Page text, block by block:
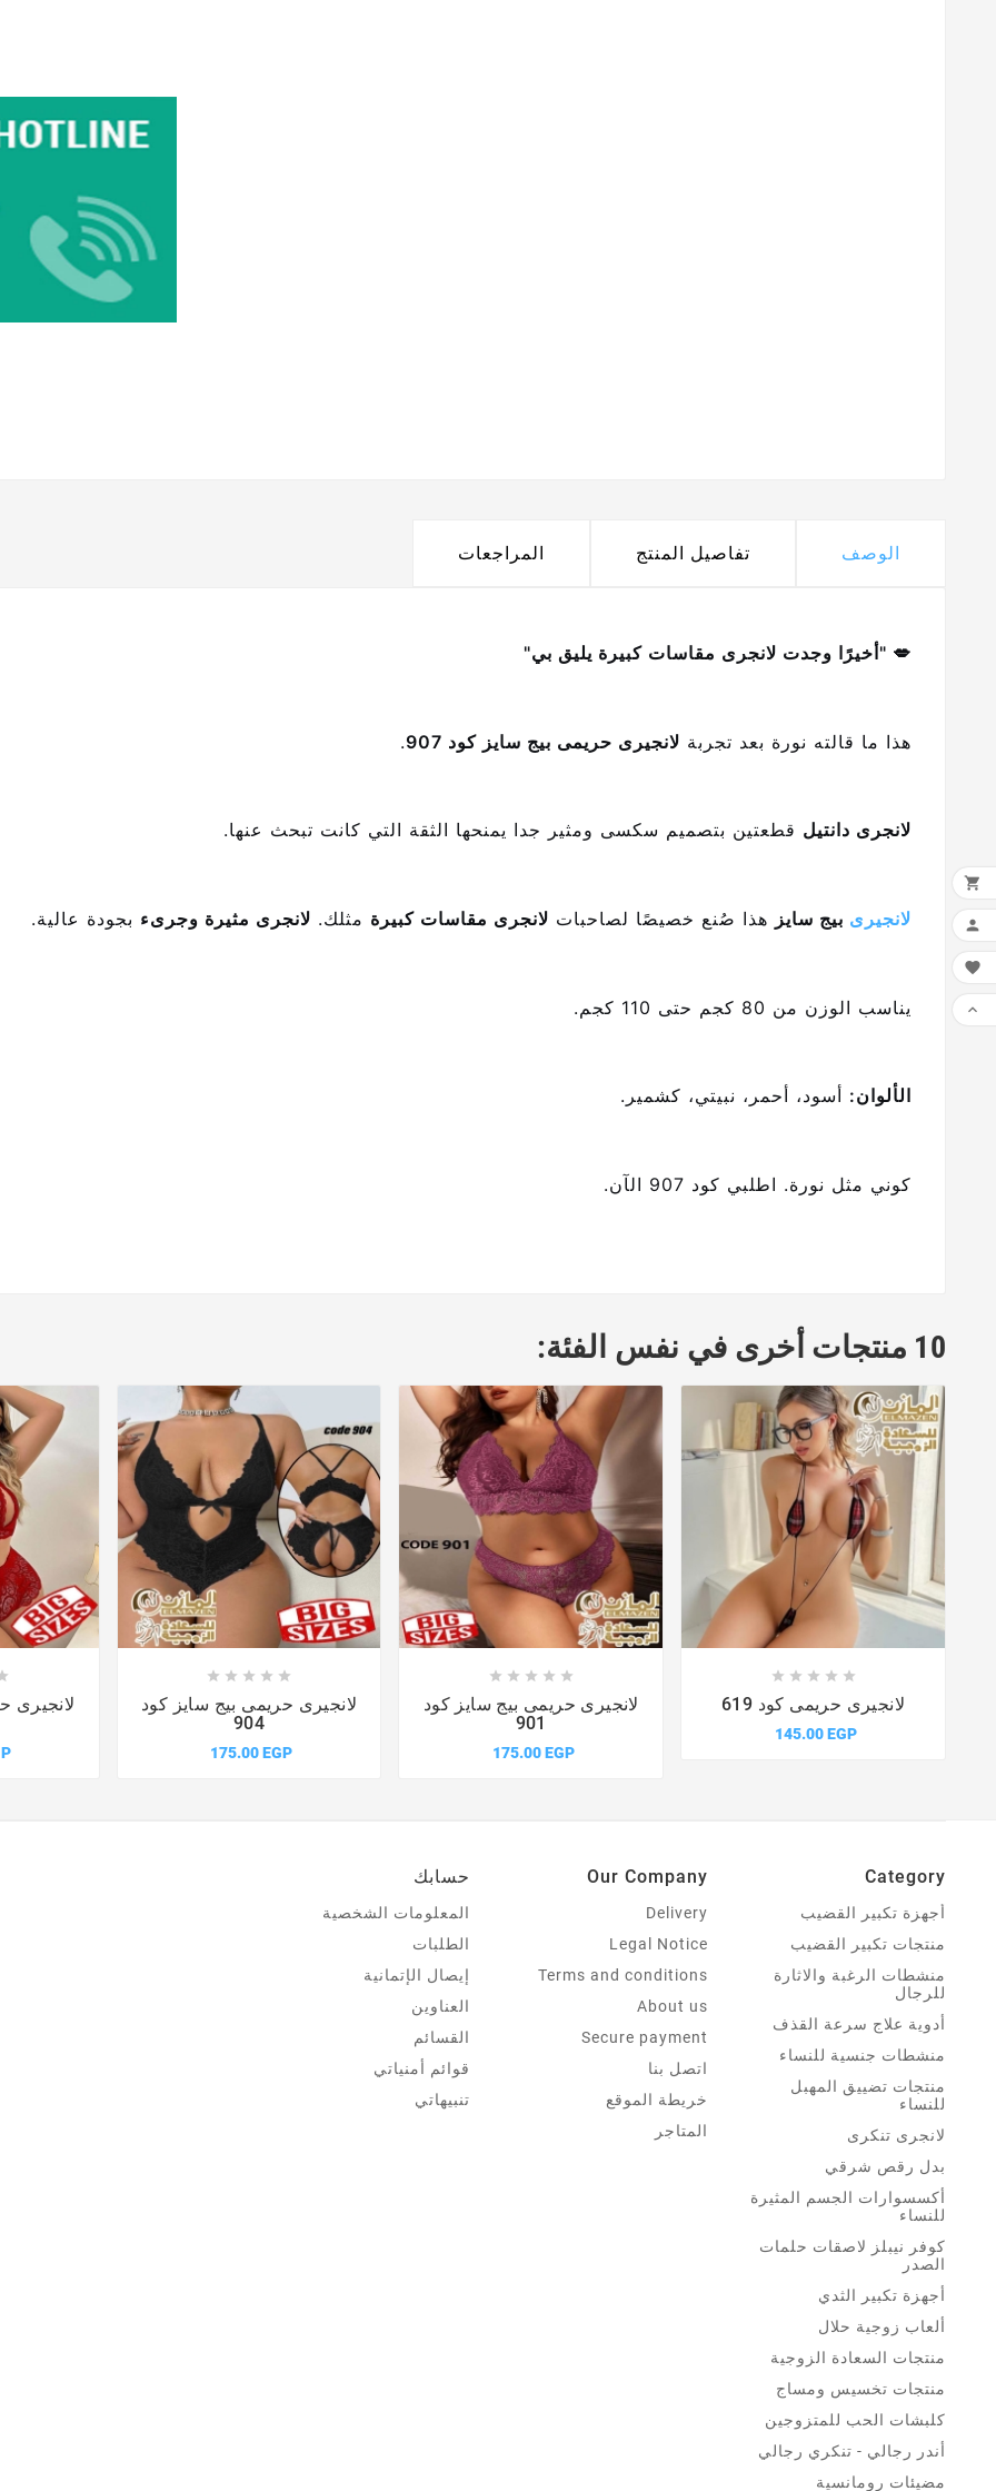
الوصف تفاصيل المنتج المراجعات
💋 "أخيرًا وجدت لانجرى مقاسات كبيرة يليق بي"
هذا ما قالته نورة بعد تجربة لانجيرى حريمى بيج سايز كود 907 .
لانجرى دانتيل قطعتين بتصميم سكسى ومثير جدا يمنحها الثقة التي كانت تبحث عنها.
لانجيرى بيج سايز هذا صُنع خصيصًا لصاحبات لانجرى مقاسات كبيرة مثلك. لانجرى مثيرة وجرىء بجودة عالية.
يناسب الوزن من 80 كجم حتى 110 كجم.
الألوان: أسود، أحمر، نبيتي، كشمير.
كوني مثل نورة. اطلبي كود 907 الآن.
10 منتجات أخرى في نفس الفئة:
لانجيرى

    
لانجيرى حريمى بيج سايز كود
904
175.00 EGP

    
لانجيرى حريمى بيج سايز كود
901
175.00 EGP
    
لانجيرى حريمى كود 619
145.00 EGP
Category
أجهزة تكبير القضيب
منتجات تكبير القضيب
منشطات الرغبة والاثارة
للرجال
أدوية علاج سرعة القذف
منشطات جنسية للنساء
منتجات تضييق المهبل
للنساء
لانجرى تنكرى
بدل رقص شرقي
أكسسوارات الجسم المثيرة
للنساء
كوفر نيبلز لاصقات حلمات
الصدر
أجهزة تكبير الثدي
ألعاب زوجية حلال
منتجات السعادة الزوجية
منتجات تخسيس ومساج
كلبشات الحب للمتزوجين
أندر رجالي - تنكري رجالي
مضيئات رومانسية
Our Company
Delivery
Legal Notice
Terms and conditions
About us
Secure payment
اتصل بنا
خريطة الموقع
المتاجر
حسابك
المعلومات الشخصية
الطلبات
إيصال الإتمانية
العناوين
القسائم
قوائم أمنياتي
تنبيهاتي



